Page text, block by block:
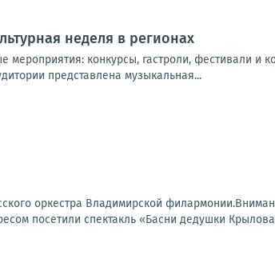
неделя в регионах
конкурсы, гастроли, фестивали и
представлена музыкальная...
оркестра Владимирской
посетили спектакль «Басни дедушки